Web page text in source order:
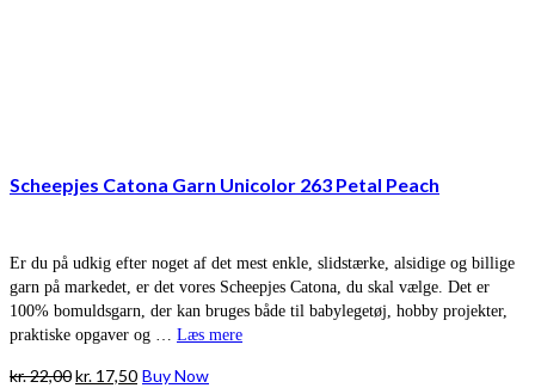
Scheepjes Catona Garn Unicolor 263 Petal Peach
Er du på udkig efter noget af det mest enkle, slidstærke, alsidige og billige
garn på markedet, er det vores Scheepjes Catona, du skal vælge. Det er
100% bomuldsgarn, der kan bruges både til babylegetøj, hobby projekter,
praktiske opgaver og … Læs mere
kr.22,00Den
kr. 17,50Den
Buy Now